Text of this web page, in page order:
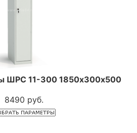
ШРС 11-300 1850х300х500
8490 руб.